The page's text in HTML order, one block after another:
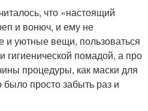
что «настоящий
и вонюч, и ему не
и уютные вещи, пользоваться
помадой, а про
процедуры, как маски для
просто забыть раз и